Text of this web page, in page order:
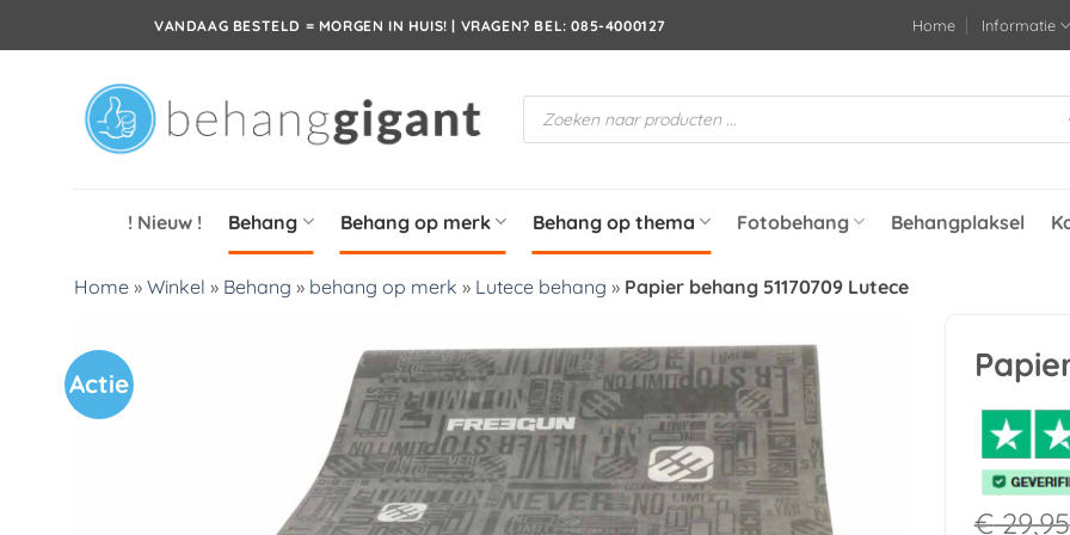
VANDAAG BESTELD = MORGEN IN HUIS! | VRAGEN? BEL: 085-4000127 Home Informatie
Producten
zoeken
! Nieuw ! Behang Behang op merk Behang op thema Fotobehang Behangplaksel
Home » Winkel » Behang » behang op merk » Lutece behang » Papier behang 51170709 Lutece
Actie
Toevoegen
verlanglijst
€29,95